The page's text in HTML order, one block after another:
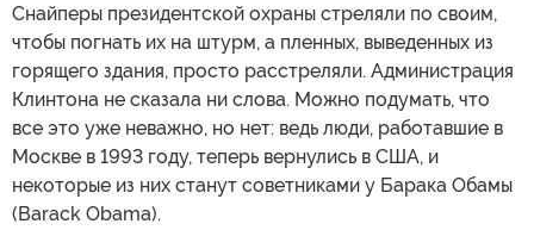
Снайперы президентской охраны стреляли по своим,
чтобы погнать их на штурм, а пленных, выведенных из
горящего здания, просто расстреляли. Администрация
Клинтона не сказала ни слова. Можно подумать, что
все это уже неважно, но нет: ведь люди, работавшие в
Москве в 1993 году, теперь вернулись в США, и
некоторые из них станут советниками у Барака Обамы
(Barack Obama).